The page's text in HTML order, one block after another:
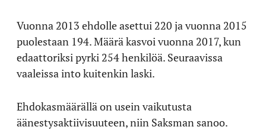
Vuonna 2013 ehdolle asettui 220 ja vuonna 2015
puolestaan 194. Määrä kasvoi vuonna 2017, kun
edaattoriksi pyrki 254 henkilöä. Seuraavissa
vaaleissa into kuitenkin laski.
Ehdokasmäärällä on usein vaikutusta
äänestysaktiivisuuteen, niin Saksman sanoo.